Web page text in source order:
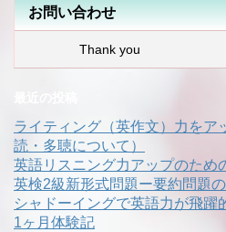
お問い合わせ
Thank you
ライティング（英作文）力をア
読・多聴について）
英語リスニング力アップのため
英検2級新形式問題ー要約問題
シャドーイングで英語力が飛躍
1ヶ月体験記